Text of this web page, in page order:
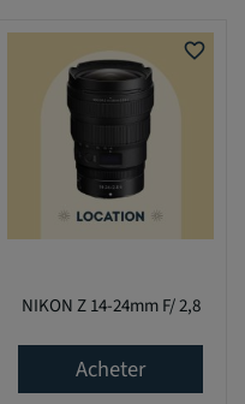
favorite_border
NIKON Z 14-24mm F/ 2,8
Acheter